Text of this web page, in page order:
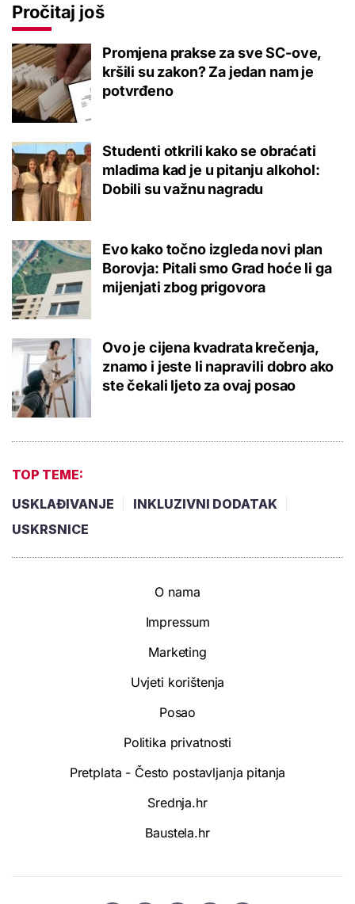
Pročitaj još
Promjena prakse za sve SC-ove,
kršili su zakon? Za jedan nam je
potvrđeno
Studenti otkrili kako se obraćati
mladima kad je u pitanju alkohol:
Dobili su važnu nagradu
Evo kako točno izgleda novi plan
Borovja: Pitali smo Grad hoće li ga
mijenjati zbog prigovora
Ovo je cijena kvadrata krečenja,
znamo i jeste li napravili dobro ako
ste čekali ljeto za ovaj posao
TOP TEME:
USKLAĐIVANJE
INKLUZIVNI DODATAK
USKRSNICE
O nama
Impressum
Marketing
Uvjeti korištenja
Posao
Politika privatnosti
Pretplata - Često postavljanja pitanja
Srednja.hr
Baustela.hr